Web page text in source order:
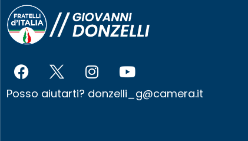
Posso aiutarti? donzelli_g@camera.it